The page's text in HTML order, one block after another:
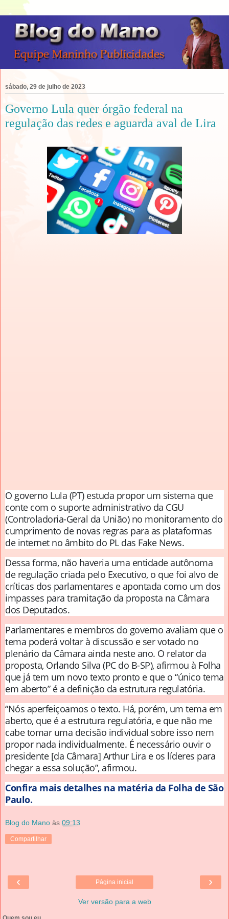
sábado, 29 de julho de 2023
Governo Lula quer órgão federal na
regulação das redes e aguarda aval de Lira
O governo Lula (PT) estuda propor um sistema que
conte com o suporte administrativo da CGU
(Controladoria-Geral da União) no monitoramento do
cumprimento de novas regras para as plataformas
de internet no âmbito do PL das Fake News.
Dessa forma, não haveria uma entidade autônoma
de regulação criada pelo Executivo, o que foi alvo de
críticas dos parlamentares e apontada como um dos
impasses para tramitação da proposta na Câmara
dos Deputados.
Parlamentares e membros do governo avaliam que o
tema poderá voltar à discussão e ser votado no
plenário da Câmara ainda neste ano. O relator da
proposta, Orlando Silva (PC do B-SP), afirmou à Folha
que já tem um novo texto pronto e que o “único tema
em aberto” é a definição da estrutura regulatória.
“Nós aperfeiçoamos o texto. Há, porém, um tema em
aberto, que é a estrutura regulatória, e que não me
cabe tomar uma decisão individual sobre isso nem
propor nada individualmente. É necessário ouvir o
presidente [da Câmara] Arthur Lira e os líderes para
chegar a essa solução”, afirmou.
Confira mais detalhes na matéria da Folha de São
Paulo.
Blog do Mano às 09:13
Compartilhar
‹ ›
Página inicial
Ver versão para a web